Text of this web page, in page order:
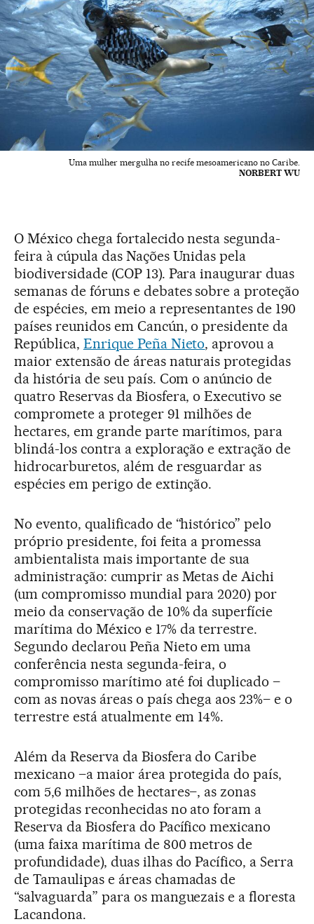
Uma mulher mergulha no recife mesoamericano no Caribe.
NORBERT WU
O México chega fortalecido nesta segunda-
feira à cúpula das Nações Unidas pela
biodiversidade (COP 13). Para inaugurar duas
semanas de fóruns e debates sobre a proteção
de espécies, em meio a representantes de 190
países reunidos em Cancún, o presidente da
República, Enrique Peña Nieto, aprovou a
maior extensão de áreas naturais protegidas
da história de seu país. Com o anúncio de
quatro Reservas da Biosfera, o Executivo se
compromete a proteger 91 milhões de
hectares, em grande parte marítimos, para
blindá-los contra a exploração e extração de
hidrocarburetos, além de resguardar as
espécies em perigo de extinção.
No evento, qualificado de “histórico” pelo
próprio presidente, foi feita a promessa
ambientalista mais importante de sua
administração: cumprir as Metas de Aichi
(um compromisso mundial para 2020) por
meio da conservação de 10% da superfície
marítima do México e 17% da terrestre.
Segundo declarou Peña Nieto em uma
conferência nesta segunda-feira, o
compromisso marítimo até foi duplicado –
com as novas áreas o país chega aos 23%– e o
terrestre está atualmente em 14%.
Além da Reserva da Biosfera do Caribe
mexicano –a maior área protegida do país,
com 5,6 milhões de hectares–, as zonas
protegidas reconhecidas no ato foram a
Reserva da Biosfera do Pacífico mexicano
(uma faixa marítima de 800 metros de
profundidade), duas ilhas do Pacífico, a Serra
de Tamaulipas e áreas chamadas de
“salvaguarda” para os manguezais e a floresta
Lacandona.